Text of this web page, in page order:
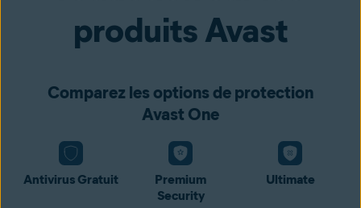
produits Avast
Comparez les options de protection
Avast One
Antivirus Gratuit
Premium
Security
Ultimate